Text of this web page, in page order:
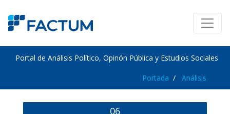
Portal de Análisis Político, Opinón Pública y Estudios Sociales
Portada Análisis
06